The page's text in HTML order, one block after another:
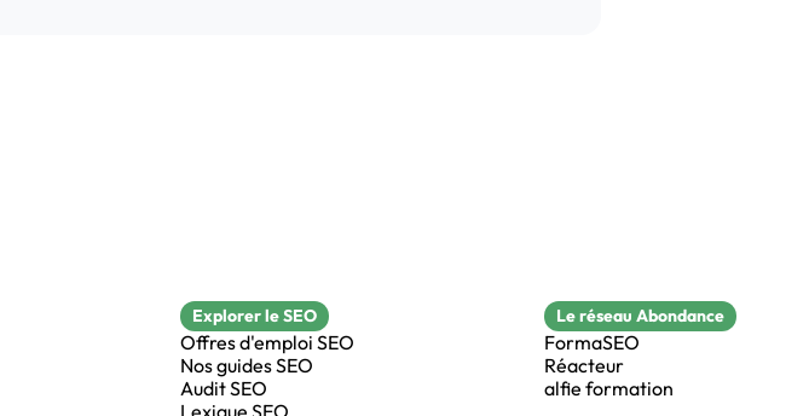
Explorer le SEO
Offres d'emploi SEO
Nos guides SEO
Audit SEO
Lexique SEO
Le réseau Abondance
FormaSEO
Réacteur
alfie formation